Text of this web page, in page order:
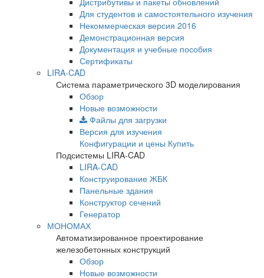
Для студентов и самостоятельного изучения
Некоммерческая версия 2016
Демонстрационная версия
Документация и учебные пособия
Сертификаты
LIRA-CAD
Система параметрического 3D моделирования
Обзор
Новые возможности
Файлы для загрузки
Версия для изучения
Конфигурации и цены Купить
Подсистемы LIRA-CAD
LIRA-CAD
Конструирование ЖБК
Панельные здания
Конструктор сечений
Генератор
МОНОМАХ
Автоматизированное проектирование
железобетонных конструкций
Обзор
Новые возможности